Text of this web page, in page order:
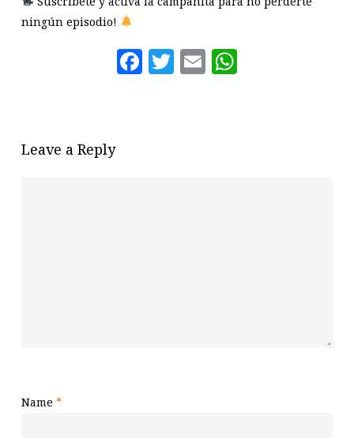
ningún episodio!
Facebook
Twitter
Email
Leave a Reply
Name *